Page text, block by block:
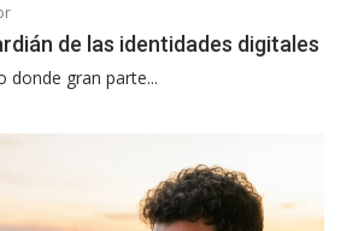
de las identidades digitales
donde gran parte...